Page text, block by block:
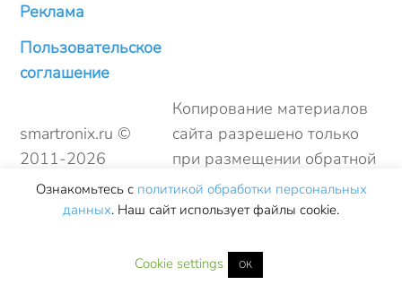
Реклама
Пользовательское
соглашение
smartronix.ru ©
2011-2026
Копирование материалов
сайта разрешено только
при размещении обратной
ссылки
Ознакомьтесь с политикой обработки персональных
данных. Наш сайт использует файлы cookie.
Cookie settings ОК